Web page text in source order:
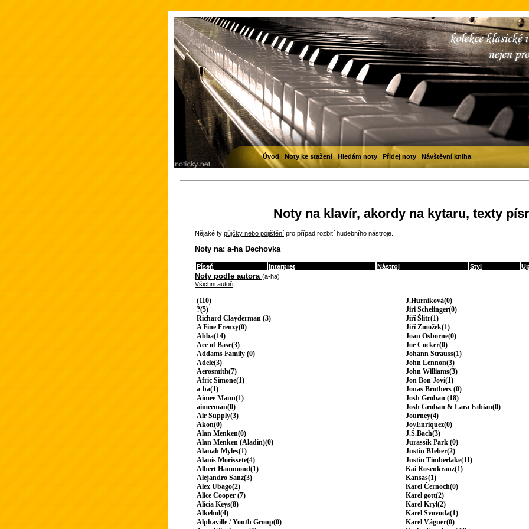
Noty na klavír, akordy na kytaru, texty
Nějaké ty půjčky nebo pojištění pro případ rozbití hudebního nástroje.
Noty na: a-ha Dechovka
Píseň Interpret Nástroj Styl
Noty podle autora (a-ha)
Všichni autoři
(110)
?(5)
Richard Clayderman (3)
A Fine Frenzy(0)
Abba(14)
Ace of Base(3)
Addams Family (0)
Adele(3)
Aerosmith(7)
Afric Simone(1)
a-ha(1)
Aimee Mann(1)
aimeeman(0)
Air Supply(3)
Akon(0)
Alan Menken(0)
Alan Menken (Aladin)(0)
Alanah Myles(1)
Alanis Morissete(4)
Albert Hammond(1)
Alejandro Sanz(3)
Alex Ubago(2)
Alice Cooper (7)
Alicia Keys(8)
Alkehol(4)
Alphaville / Youth Group(0)
J.Hurníková(0)
Jiri Schelinger(0)
Jiří Šlitr(1)
Jiří Zmožek(1)
Joan Osborne(0)
Joe Cocker(0)
Johann Strauss(1)
John Lennon(3)
John Williams(3)
Jon Bon Jovi(1)
Jonas Brothers (0)
Josh Groban (18)
Josh Groban & Lara Fabian(0)
Journey(4)
JoyEnriquez(0)
J.S.Bach(3)
Jurassik Park (0)
Justin BIeber(2)
Justin Timberlake(11)
Kai Rosenkranz(1)
Kansas(1)
Karel Černoch(0)
Karel gott(2)
Karel Kryl(2)
Karel Svovoda(1)
Karel Vágner(0)
Úvod | Noty ke stažení| Hledám noty | Přidej noty | Návštěvní kniha